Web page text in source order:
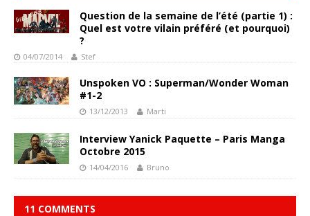
Question de la semaine de l’été (partie 1) :
Quel est votre vilain préféré (et pourquoi)
?
04/07/2014 Stef
Unspoken VO : Superman/Wonder Woman
#1-2
13/12/2013 Marti
Interview Yanick Paquette – Paris Manga
Octobre 2015
14/04/2016 Bruno
11 COMMENTS